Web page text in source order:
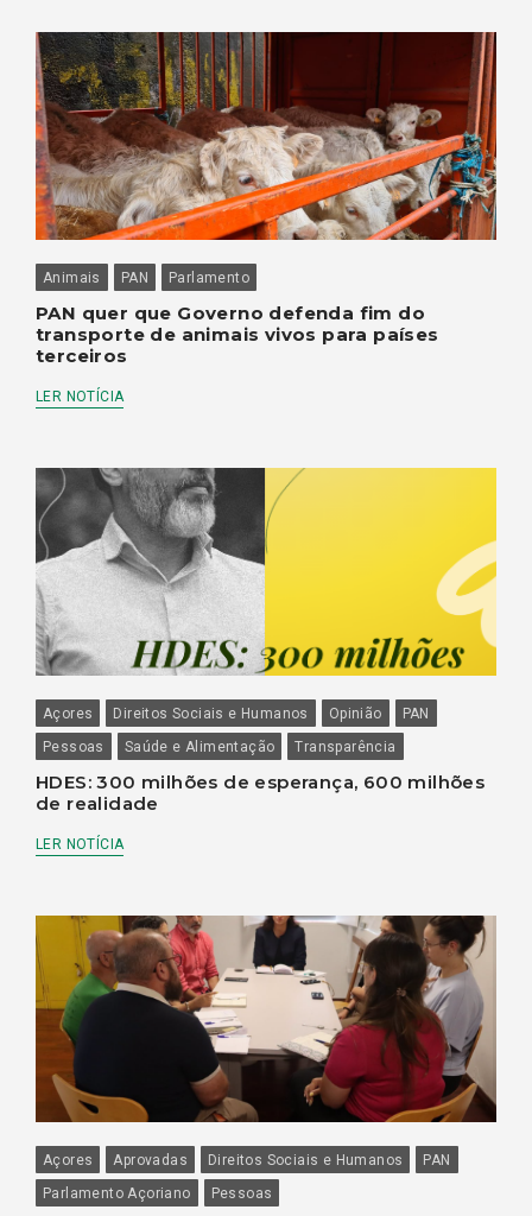
Animais PAN Parlamento
PAN quer que Governo defenda fim do
transporte de animais vivos para países
terceiros
LER NOTÍCIA
Açores Direitos Sociais e Humanos Opinião
PAN
Pessoas
Saúde e Alimentação Transparência
HDES: 300 milhões de esperança, 600 milhões
de realidade
LER NOTÍCIA
Açores Aprovadas Direitos Sociais e Humanos
PAN
Parlamento Açoriano
Pessoas